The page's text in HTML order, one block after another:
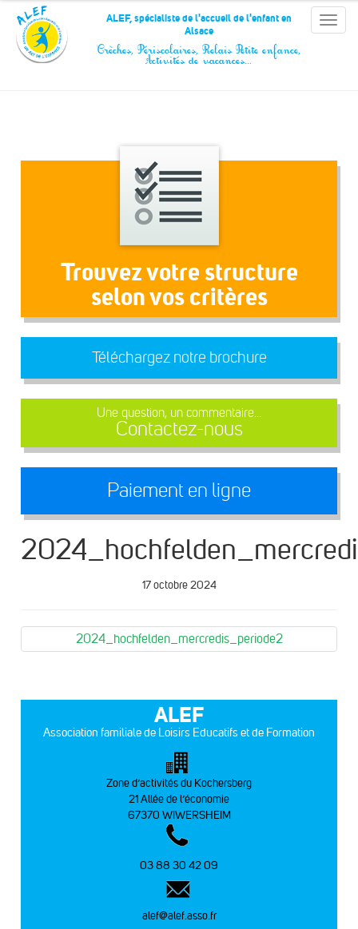
Panneau de gestion des cookies
Toggle
ALEF, spécialiste de l'accueil de l'enfant en
Alsace
Crèches, Périscolaires, Relais Petite enfance,
Activités de vacances…
Trouvez votre structure
selon vos critères
Téléchargez notre brochure
Une question, un commentaire...
Contactez-nous
Paiement en ligne
17 octobre 2024
2024_hochfelden_mercredis_periode2
ALEF
Association familiale de Loisirs Educatifs et de Formation
Zone d’activités du Kochersberg
21 Allée de l’économie
67370 WIWERSHEIM
03 88 30 42 09
alef@alef.asso.fr